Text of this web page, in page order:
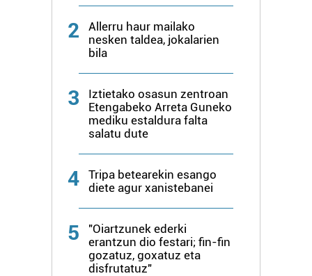
2
Allerru haur mailako
nesken taldea, jokalarien
bila
3
Iztietako osasun zentroan
Etengabeko Arreta Guneko
mediku estaldura falta
salatu dute
4
Tripa betearekin esango
diete agur xanistebanei
5
"Oiartzunek ederki
erantzun dio festari; fin-fin
gozatuz, goxatuz eta
disfrutatuz"